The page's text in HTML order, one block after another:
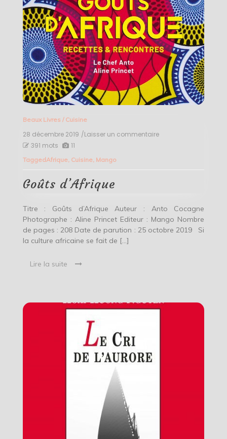
Beaux Livres / Cuisine
28 décembre 2019 /Laisser un commentaireon
391 mots 11
TaggedAfrique, Cuisine, Mango
Goûts d’Afrique
Titre : Goûts d’Afrique Auteur : Anto Cocagne
Photographe : Aline Princet Editeur : Mango Nombre
de pages : 208 Date de parution : 25 octobre 2019 Si
la culture africaine se fait de […]
Lire la suite